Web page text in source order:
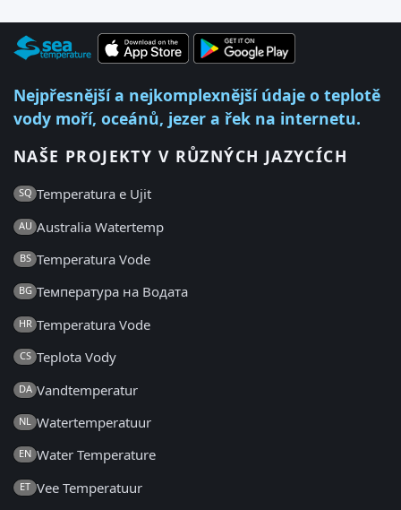
Nejpřesnější a nejkomplexnější údaje o teplotě
vody moří, oceánů, jezer a řek na internetu.
NAŠE PROJEKTY V RŮZNÝCH JAZYCÍCH
SQ Temperatura e Ujit
AU Australia Watertemp
BS Temperatura Vode
BG Температура на Водата
HR Temperatura Vode
CS Teplota Vody
DA Vandtemperatur
NL Watertemperatuur
EN Water Temperature
ET Vee Temperatuur